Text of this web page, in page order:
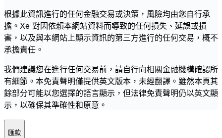
根據此資訊進行的任何金融交易或決策，風險均由您自行承
擔。Xe 對因依賴本網站資料而導致的任何損失、延誤或損
害，以及與本網站上顯示資訊的第三方進行的任何交易，概不
承擔責任。
我們建議您在進行任何交易前，請自行向相關金融機構確認所
有細節。本免責聲明僅提供英文版本，未經翻譯。雖然本頁其
餘部分可能以您選擇的語言顯示，但法律免責聲明仍以英文顯
示，以確保其準確性和原意。
匯款